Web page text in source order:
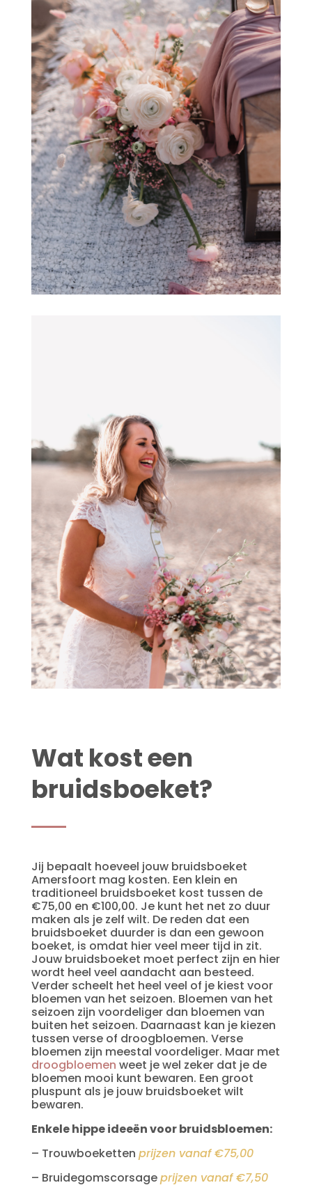
Wat kost een
bruidsboeket?
Jij bepaalt hoeveel jouw bruidsboeket
Amersfoort mag kosten. Een klein en
traditioneel bruidsboeket kost tussen de
€75,00 en €100,00. Je kunt het net zo duur
maken als je zelf wilt. De reden dat een
bruidsboeket duurder is dan een gewoon
boeket, is omdat hier veel meer tijd in zit.
Jouw bruidsboeket moet perfect zijn en hier
wordt heel veel aandacht aan besteed.
Verder scheelt het heel veel of je kiest voor
bloemen van het seizoen. Bloemen van het
seizoen zijn voordeliger dan bloemen van
buiten het seizoen. Daarnaast kan je kiezen
tussen verse of droogbloemen. Verse
bloemen zijn meestal voordeliger. Maar met
droogbloemen weet je wel zeker dat je de
bloemen mooi kunt bewaren. Een groot
pluspunt als je jouw bruidsboeket wilt
bewaren.
Enkele hippe ideeën voor bruidsbloemen:
– Trouwboeketten prijzen vanaf €75,00
– Bruidegomscorsageprijzen vanaf €7,50